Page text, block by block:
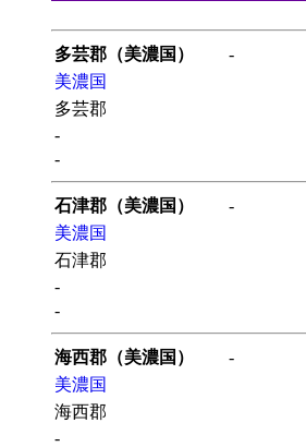
多芸郡（美濃国）
-
美濃国
多芸郡
-
-
石津郡（美濃国）
-
美濃国
石津郡
-
-
海西郡（美濃国）
-
美濃国
海西郡
-